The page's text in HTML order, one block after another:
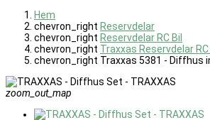
Hem
chevron_right Reservdelar
chevron_right Reservdelar RC Bil
chevron_right Traxxas Reservdelar RC
chevron_right Traxxas 5381 - Diffhus
zoom_out_map